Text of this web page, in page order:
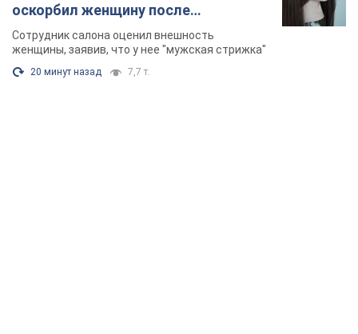
оскорбил женщину после
химиотерапии, разгорелся скандал.
Фото
Сотрудник салона оценил внешность
женщины, заявив, что у нее "мужская стрижка"
20 минут назад 7,7 т.